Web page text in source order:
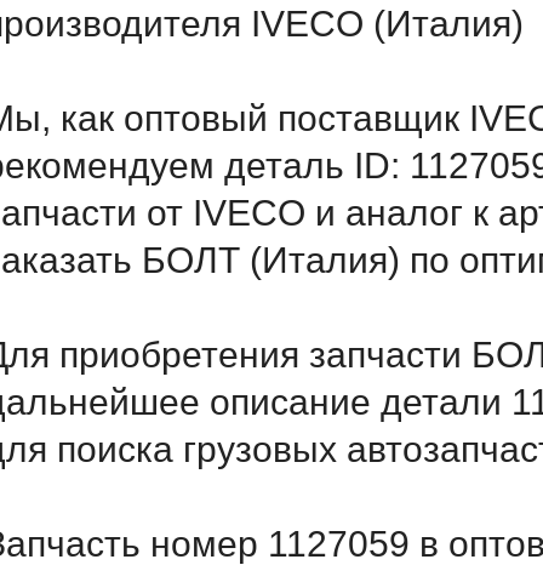
IVECO (Италия)
как оптовый поставщик
деталь ID:
от IVECO и аналог к
БОЛТ (Италия) по
приобретения запчасти
описание детали
поиска грузовых
номер 1127059 в